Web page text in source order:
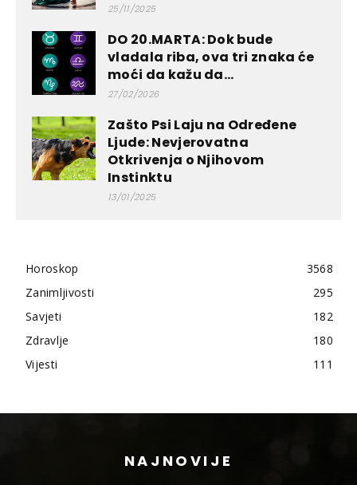
25/11/2025
DO 20.MARTA: Dok bude
vladala riba, ova tri znaka će
moći da kažu da...
27/02/2026
Zašto Psi Laju na Određene
Ljude: Nevjerovatna
Otkrivenja o Njihovom
Instinktu
13/01/2025
Horoskop
3568
Zanimljivosti
295
Savjeti
182
Zdravlje
180
Vijesti
111
NAJNOVIJE